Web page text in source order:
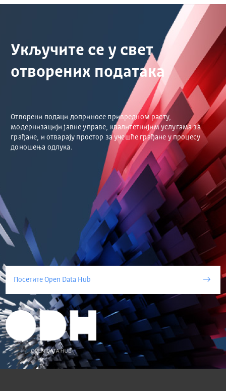
Укључите се у свет
отворених података
Отворени подаци доприносе привредном расту,
модернизацији јавне управе, квалитетнијим услугама за
грађане, и отварају простор за учешће грађане у процесу
доношења одлука.
Посетите Open Data Hub